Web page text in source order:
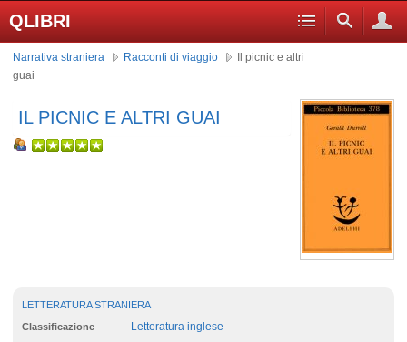
QLIBRI
Narrativa straniera Racconti di viaggio
Il picnic e altri
guai
IL PICNIC E ALTRI GUAI
LETTERATURA STRANIERA
Classificazione Letteratura inglese